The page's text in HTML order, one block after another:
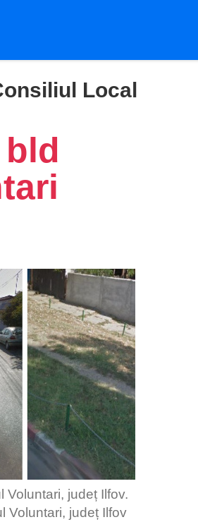
Local
Voluntari, județ Ilfov.
Voluntari, județ Ilfov